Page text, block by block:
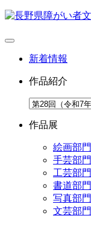
新着情報
作品紹介
作品展
絵画部門
手芸部門
工芸部門
書道部門
写真部門
文芸部門